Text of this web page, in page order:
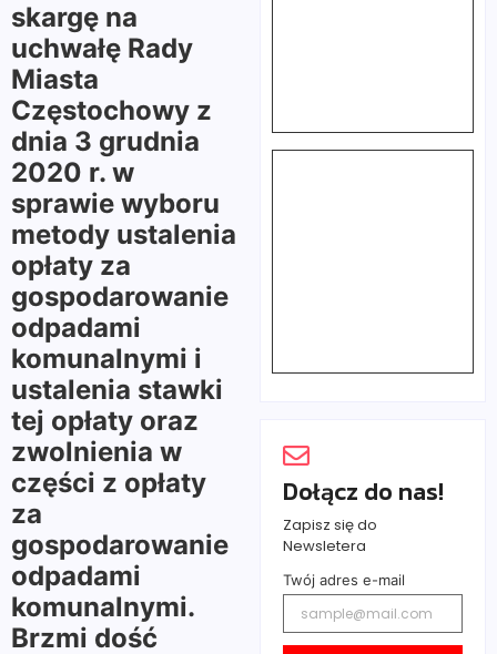
skargę na
uchwałę Rady
Miasta
Częstochowy z
dnia 3 grudnia
2020 r. w
sprawie wyboru
metody ustalenia
opłaty za
gospodarowanie
odpadami
komunalnymi i
ustalenia stawki
tej opłaty oraz
zwolnienia w
części z opłaty
za
gospodarowanie
odpadami
komunalnymi.
Brzmi dość
Dołącz do nas!
Zapisz się do
Newsletera
Twój adres e-mail